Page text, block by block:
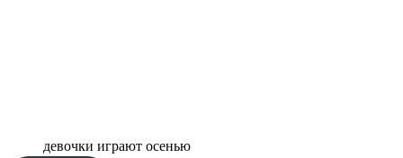
девочки играют осенью